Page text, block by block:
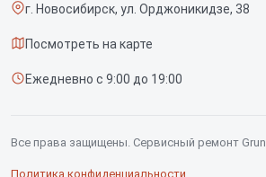
Доставка и способы оплаты
Диагностика
Контакты
Сушильных машин
г. Новосибирск, ул. Орджоникидзе, 38
Посмотреть на карте
Ежедневно с 9:00 до 19:00
Все права защищены. Сервисный ремонт
Политика конфиденциальности